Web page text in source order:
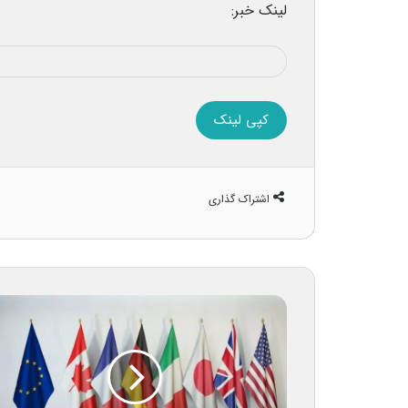
لینک خبر:
کپی لینک
اشتراک گذاری